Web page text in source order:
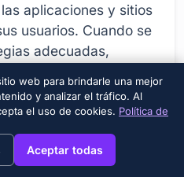
English?
aplicaciones y sitios
usuarios. Cuando se
adecuadas,
y fortalecer la lealtad
nos centraremos
exitosos de
diferentes sectores.
web para brindarle una mejor
y analizar el tráfico. Al
el uso de cookies. Política de
Aceptar todas